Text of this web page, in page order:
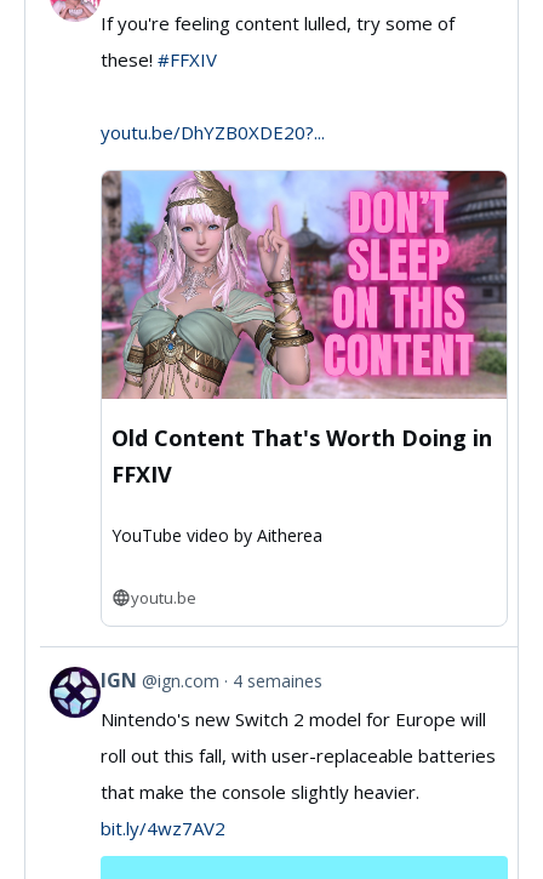
post
Bluesky
If you're feeling content lulled, try some of
these! #FFXIV
youtu.be/DhYZB0XDE20?...
Old Content That's Worth Doing in
FFXIV
YouTube video by Aitherea
youtu.be
View
post
Bluesky
IGN @ign.com 4 semaines
Nintendo's new Switch 2 model for Europe will
roll out this fall, with user-replaceable batteries
that make the console slightly heavier.
bit.ly/4wz7AV2